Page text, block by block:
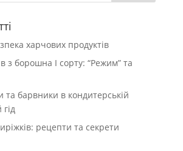
харчових продуктів
з борошна І сорту: “Режим” та
та барвники в кондитерській
рецепти та секрети